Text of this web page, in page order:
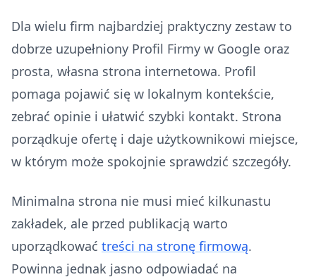
Dla wielu firm najbardziej praktyczny zestaw to
dobrze uzupełniony Profil Firmy w Google oraz
prosta, własna strona internetowa. Profil
pomaga pojawić się w lokalnym kontekście,
zebrać opinie i ułatwić szybki kontakt. Strona
porządkuje ofertę i daje użytkownikowi miejsce,
w którym może spokojnie sprawdzić szczegóły.
Minimalna strona nie musi mieć kilkunastu
zakładek, ale przed publikacją warto
uporządkować treści na stronę firmową.
Powinna jednak jasno odpowiadać na